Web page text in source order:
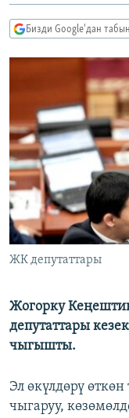
БҮГҮН АЗАТТЫКТА
ЭКСПЕРТТЕР ТАЛДАЙТ
ЭЖЕ-СИҢДИЛЕР
АЗАТТЫК+
ЫҢГАЙСЫЗ СУРООЛОР
ПОДКАСТ
ӨЗГӨЧӨ ПИКИР
ОНЛАЙН ШЕРИНЕ
ЭЕ/АРнун бардык
Бизди Google'дан
ЖК депутаттары
Жогорку
депутаттары
чыгышты.
Эл өкүлдөрү
чыгаруу,